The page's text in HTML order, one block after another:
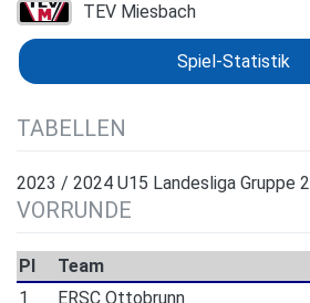
TEV Miesbach
Spiel-Statistik
TABELLEN
2023 / 2024 U15 Landesliga Gruppe 2
VORRUNDE
Pl Team
1
ERSC Ottobrunn